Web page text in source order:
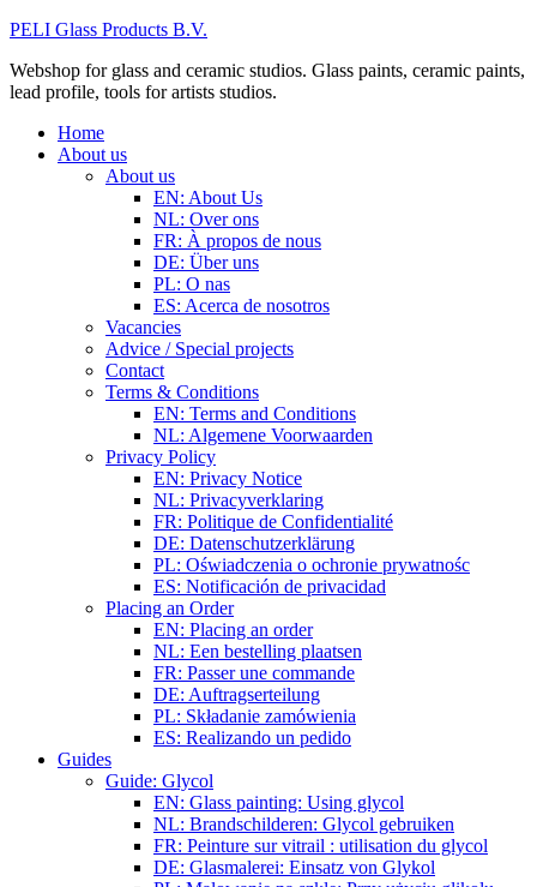
PELI Glass Products B.V.
Webshop for glass and ceramic studios. Glass paints, ceramic paints,
lead profile, tools for artists studios.
Home
About us
About us
EN: About Us
NL: Over ons
FR: À propos de nous
DE: Über uns
PL: O nas
ES: Acerca de nosotros
Vacancies
Advice / Special projects
Contact
Terms & Conditions
EN: Terms and Conditions
NL: Algemene Voorwaarden
Privacy Policy
EN: Privacy Notice
NL: Privacyverklaring
FR: Politique de Confidentialité
DE: Datenschutzerklärung
PL: Oświadczenia o ochronie prywatnośc
ES: Notificación de privacidad
Placing an Order
EN: Placing an order
NL: Een bestelling plaatsen
FR: Passer une commande
DE: Auftragserteilung
PL: Składanie zamówienia
ES: Realizando un pedido
Guides
Guide: Glycol
EN: Glass painting: Using glycol
NL: Brandschilderen: Glycol gebruiken
FR: Peinture sur vitrail : utilisation du glycol
DE: Glasmalerei: Einsatz von Glykol